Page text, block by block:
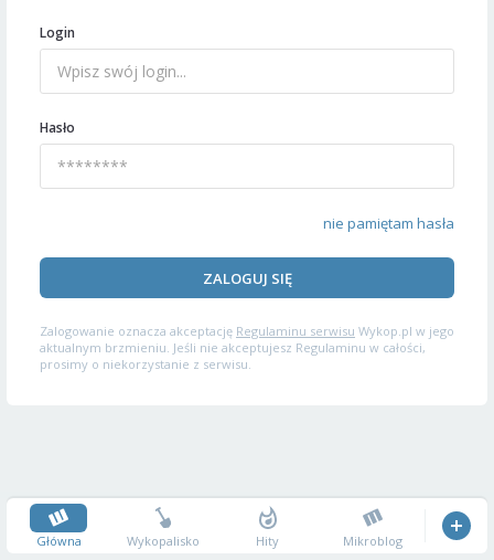
Login
Hasło
nie pamiętam hasła
ZALOGUJ SIĘ
Zalogowanie oznacza akceptację Regulaminu serwisu Wykop.pl w jego
aktualnym brzmieniu. Jeśli nie akceptujesz Regulaminu w całości,
prosimy o niekorzystanie z serwisu.
Główna Wykopalisko Hity Mikroblog